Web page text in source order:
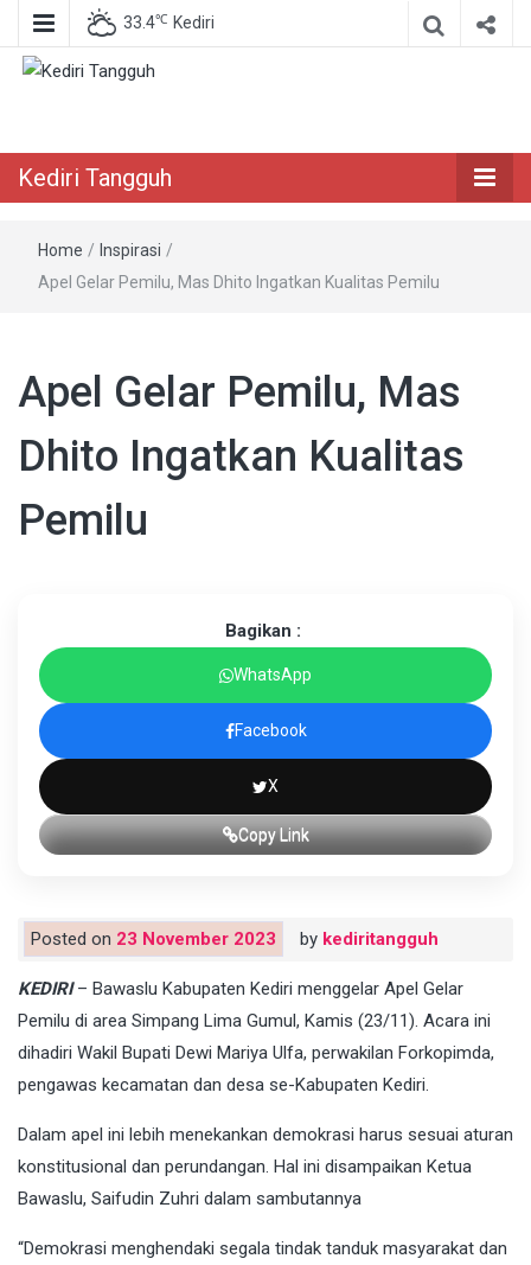
33.4℃ Kediri
Kediri Tangguh
Home / Inspirasi /
Apel Gelar Pemilu, Mas Dhito Ingatkan Kualitas Pemilu
Apel Gelar Pemilu, Mas
Dhito Ingatkan Kualitas
Pemilu
Bagikan :
WhatsApp
Facebook
X
Copy Link
Posted on 23 November 2023 by kediritangguh
KEDIRI– Bawaslu Kabupaten Kediri menggelar Apel Gelar
Pemilu di area Simpang Lima Gumul, Kamis (23/11). Acara ini
dihadiri Wakil Bupati Dewi Mariya Ulfa, perwakilan Forkopimda,
pengawas kecamatan dan desa se-Kabupaten Kediri.
Dalam apel ini lebih menekankan demokrasi harus sesuai aturan
konstitusional dan perundangan. Hal ini disampaikan Ketua
Bawaslu, Saifudin Zuhri dalam sambutannya
“Demokrasi menghendaki segala tindak tanduk masyarakat dan